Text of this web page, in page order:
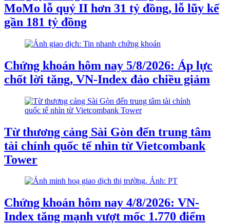
MoMo lỗ quý II hơn 31 tỷ đồng, lỗ lũy kế
gần 181 tỷ đồng
Chứng khoán hôm nay 5/8/2026: Áp lực
chốt lời tăng, VN-Index đảo chiều giảm
Từ thương cảng Sài Gòn đến trung tâm
tài chính quốc tế nhìn từ Vietcombank
Tower
Chứng khoán hôm nay 4/8/2026: VN-
Index tăng mạnh vượt mốc 1.770 điểm